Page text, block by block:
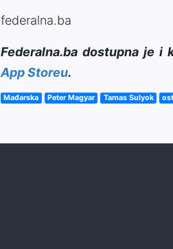
federalna.ba
Federalna.ba dostupna je i
App Storeu.
Mađarska Peter Magyar Tamas Sulyok